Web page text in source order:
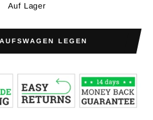
Auf Lager
LEGEN